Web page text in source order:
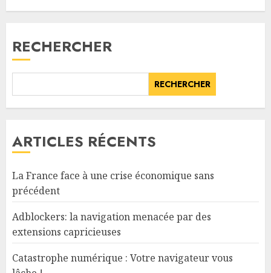
RECHERCHER
RECHERCHER
ARTICLES RÉCENTS
La France face à une crise économique sans
précédent
Adblockers: la navigation menacée par des
extensions capricieuses
Catastrophe numérique : Votre navigateur vous